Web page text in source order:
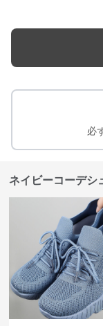
必
ネイビーコーデシ